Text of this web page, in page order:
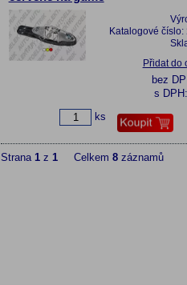
Katalogové číslo:
Přidat do
bez
s
ks
Strana 1z 1Celkem 8záznamů